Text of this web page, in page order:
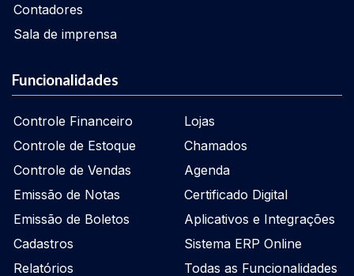
Contadores
Sala de imprensa
Funcionalidades
Controle Financeiro
Controle de Estoque
Controle de Vendas
Emissão de Notas
Emissão de Boletos
Cadastros
Relatórios
Lojas
Chamados
Agenda
Certificado Digital
Aplicativos e Integrações
Sistema ERP Online
Todas as Funcionalidades